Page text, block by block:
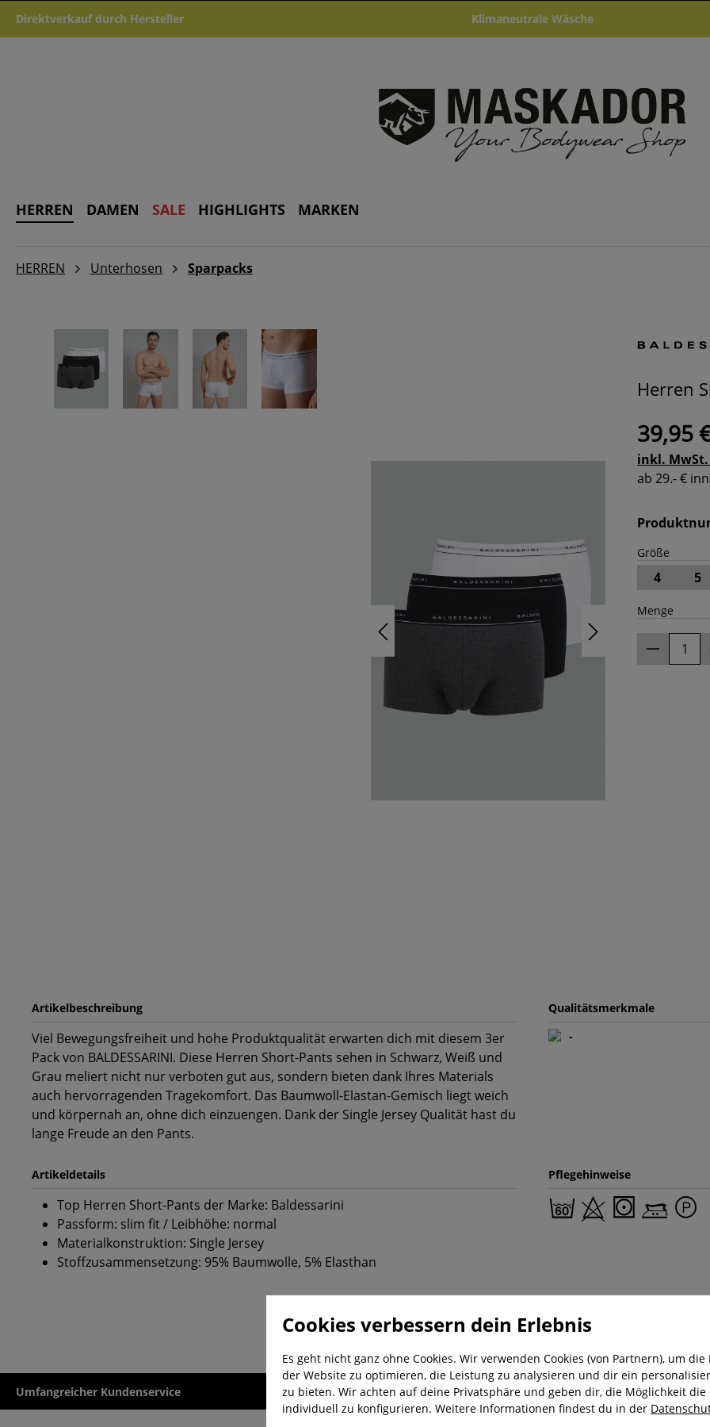
Hauptinhalt springen
Zur Suche springen
Zur Hauptnavigation springen
Direktverkauf durch Hersteller Klimaneutrale Wäsche
HERREN DAMEN SALE HIGHLIGHTS MARKEN
HERREN Unterhosen Sparpacks
Herren
39,95
inkl.
ab 29.- €
Größe
4 5
Menge
Artikelbeschreibung
Viel Bewegungsfreiheit und hohe Produktqualität erwarten dich mit diesem 3er
Pack von BALDESSARINI. Diese Herren Short-Pants sehen in Schwarz, Weiß und
Grau meliert nicht nur verboten gut aus, sondern bieten dank Ihres Materials
auch hervorragenden Tragekomfort. Das Baumwoll-Elastan-Gemisch liegt weich
und körpernah an, ohne dich einzuengen. Dank der Single Jersey Qualität hast du
lange Freude an den Pants.
Qualitätsmerkmale
-
Artikeldetails
Top Herren Short-Pants der Marke: Baldessarini
Passform: slim fit / Leibhöhe: normal
Materialkonstruktion: Single Jersey
Stoffzusammensetzung: 95% Baumwolle, 5% Elasthan
Pflegehinweise
Umfangreicher Kundenservice Kauf auf Rechnung Kostenloser Versand ab 29,-€
Cookies verbessern dein Erlebnis
Es geht nicht ganz ohne Cookies. Wir verwenden Cookies (von Partnern), um
der Website zu optimieren, die Leistung zu analysieren und dir ein
zu bieten. Wir achten auf deine Privatsphäre und geben dir, die Möglichkeit die
individuell zu konfigurieren. Weitere Informationen findest du in der